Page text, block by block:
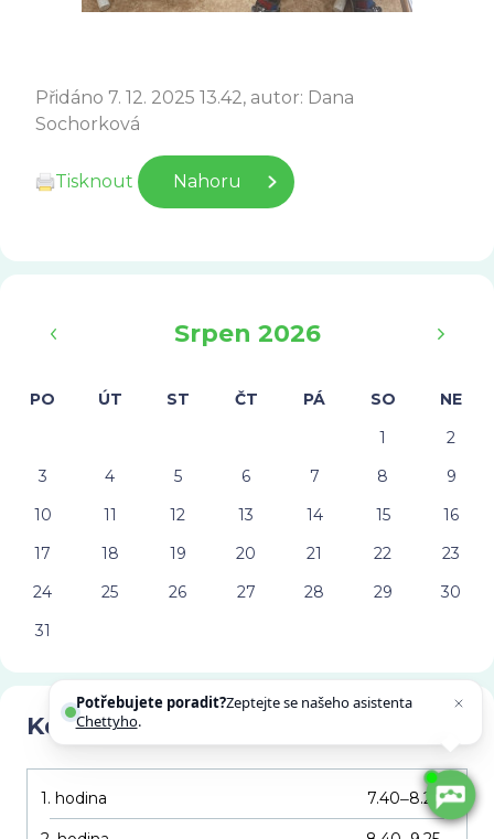
Přidáno 7. 12. 2025 13.42, autor: Dana
Sochorková
Tisknout Nahoru
Srpen 2026
PO ÚT ST ČT PÁ SO
NE
1
2
3
4 5 6 7 8
9
10
11 12 13 14 15
16
17
18 19 20 21 22
23
24
25 26 27 28 29
30
31
Kdypak nám zvoní
1. hodina 7.40–8.25
Potřebujete poradit?Zeptejte se našeho asistenta
Chettyho.